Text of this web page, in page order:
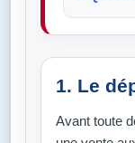
1. Le
Avant toute